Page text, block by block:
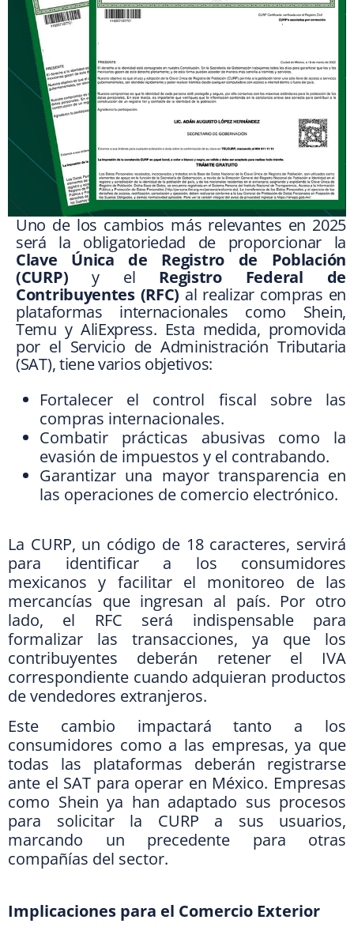
Uno de los cambios más relevantes en 2025
será la obligatoriedad de proporcionar la
Clave Única de Registro de Población
(CURP) y el Registro Federal de
Contribuyentes (RFC)al realizar compras en
plataformas internacionales como Shein,
Temu y AliExpress. Esta medida, promovida
por el Servicio de Administración Tributaria
(SAT), tiene varios objetivos:
Fortalecer el control fiscal sobre las
compras internacionales.
Combatir prácticas abusivas como la
evasión de impuestos y el contrabando.
Garantizar una mayor transparencia en
las operaciones de comercio electrónico.
La CURP, un código de 18 caracteres, servirá
para identificar a los consumidores
mexicanos y facilitar el monitoreo de las
mercancías que ingresan al país. Por otro
lado, el RFC será indispensable para
formalizar las transacciones, ya que los
contribuyentes deberán retener el IVA
correspondiente cuando adquieran productos
de vendedores extranjeros.
Este cambio impactará tanto a los
consumidores como a las empresas, ya que
todas las plataformas deberán registrarse
ante el SAT para operar en México. Empresas
como Shein ya han adaptado sus procesos
para solicitar la CURP a sus usuarios,
marcando un precedente para otras
compañías del sector.
Implicaciones para el Comercio Exterior